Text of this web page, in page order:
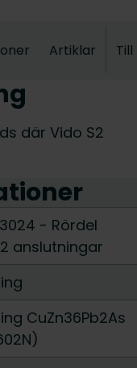
Artiklar
där Vido S2
- Rördel
anslutningar
CuZn36Pb2As